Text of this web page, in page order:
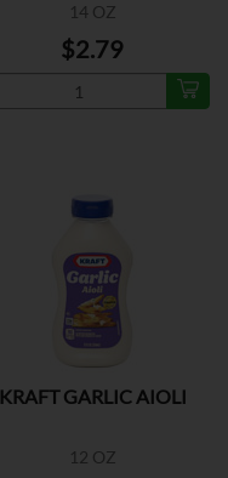
14 OZ
$2.79
KRAFT GARLIC AIOLI
12 OZ